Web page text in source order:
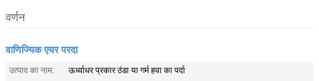
वर्णन
वाणिज्यिक एयर परदा
उत्पाद का नाम:
ऊर्ध्वाधर प्रकार ठंडा या गर्म हवा का पर्दा